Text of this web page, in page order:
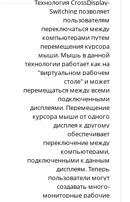
Технология CrossDisplay-
Switching позволяет
пользователям
переключаться между
компьютерами путем
перемещения курсора
мыши. Мышь в данной
технологии работает как на
"виртуальном рабочем
столе" и может
перемещаться между всеми
подключенными
дисплеями. Перемещение
курсора мыши от одного
дисплея к другому
обеспечивает
переключение между
компьютерами,
подключенными к данным
дисплеям. Теперь
пользователи могут
создавать много-
мониторные рабочие